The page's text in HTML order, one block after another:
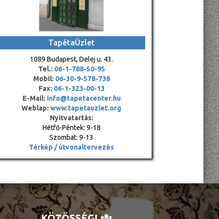
TapétaÜzlet
1089 Budapest, Delej u. 43.
Tel.: 06-1-788-50-95
Mobil: 06-30-9-578-738
Fax: 06-1-323-00-13
E-Mail: info@tapetacenter.hu
Weblap: www.tapetauzlet.org
Nyitvatartás:
Hétfő-Péntek: 9-18
Szombat: 9-13
Térkép / útvonaltervezés